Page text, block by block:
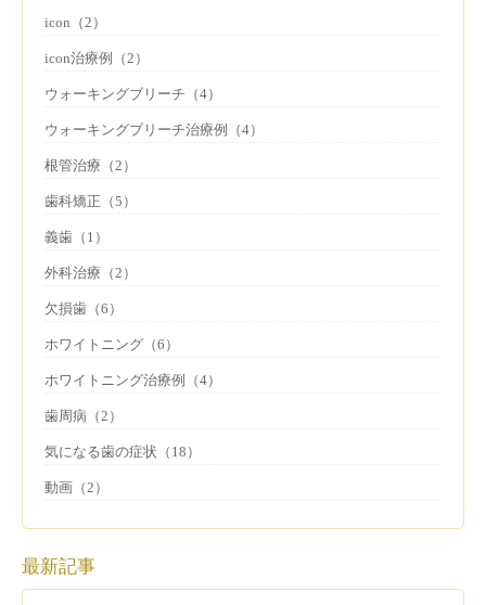
icon（2）
icon治療例（2）
ウォーキングブリーチ（4）
ウォーキングブリーチ治療例（4）
根管治療（2）
歯科矯正（5）
義歯（1）
外科治療（2）
欠損歯（6）
ホワイトニング（6）
ホワイトニング治療例（4）
歯周病（2）
気になる歯の症状（18）
動画（2）
最新記事